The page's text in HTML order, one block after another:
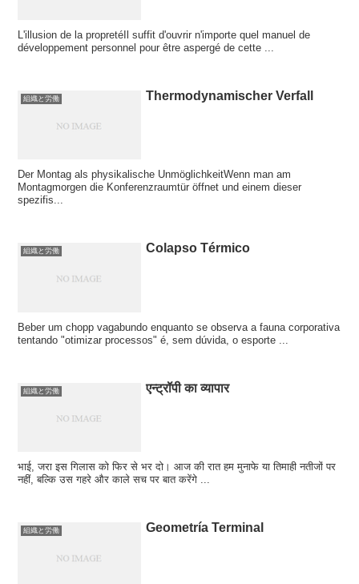
L'illusion de la propretéIl suffit d'ouvrir n'importe quel manuel de
développement personnel pour être aspergé de cette ...
組織と労働 Thermodynamischer Verfall
Der Montag als physikalische UnmöglichkeitWenn man am
Montagmorgen die Konferenzraumtür öffnet und einem dieser
spezifis...
組織と労働 Colapso Térmico
Beber um chopp vagabundo enquanto se observa a fauna corporativa
tentando "otimizar processos" é, sem dúvida, o esporte ...
組織と労働 एन्ट्रॉपी का व्यापार
भाई, जरा इस गिलास को फिर से भर दो। आज की रात हम मुनाफे या तिमाही नतीजों पर
नहीं, बल्कि उस गहरे और काले सच पर बात करेंगे ...
組織と労働 Geometría Terminal